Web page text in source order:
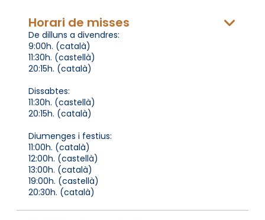
Horari de misses
De dilluns a divendres:
9:00h. (català)
11:30h. (castellà)
20:15h. (català)
Dissabtes:
11:30h. (castellà)
20:15h. (català)
Diumenges i festius:
11:00h. (català)
12:00h. (castellà)
13:00h. (català)
19:00h. (castellà)
20:30h. (català)